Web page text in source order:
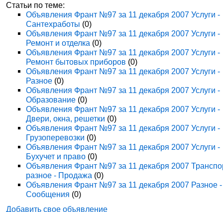
Статьи по теме:
Объявления Франт №97 за 11 декабря 2007 Услуги -
Сантехработы (0)
Объявления Франт №97 за 11 декабря 2007 Услуги -
Ремонт и отделка (0)
Объявления Франт №97 за 11 декабря 2007 Услуги -
Ремонт бытовых приборов (0)
Объявления Франт №97 за 11 декабря 2007 Услуги -
Разное (0)
Объявления Франт №97 за 11 декабря 2007 Услуги -
Образование (0)
Объявления Франт №97 за 11 декабря 2007 Услуги -
Двери, окна, решетки (0)
Объявления Франт №97 за 11 декабря 2007 Услуги -
Грузоперевозки (0)
Объявления Франт №97 за 11 декабря 2007 Услуги -
Бухучет и право (0)
Объявления Франт №97 за 11 декабря 2007
разное - Продажа (0)
Объявления Франт №97 за 11 декабря 2007 Разное -
Сообщения (0)
Добавить свое объявление